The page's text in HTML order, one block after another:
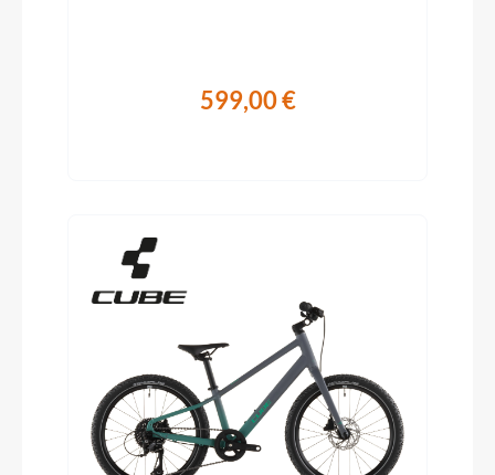
599,00 €